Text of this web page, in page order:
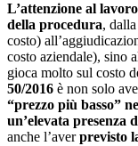
L’attenzione al
della procedura,
costo)
costo aziendale), sino
gioca molto sul costo
50/2016 è non solo
“prezzo più basso”
un’elevata presenza
anche l’averprevisto